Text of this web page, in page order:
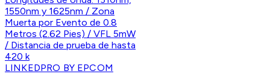
LINKEDPRO BY EPCOM